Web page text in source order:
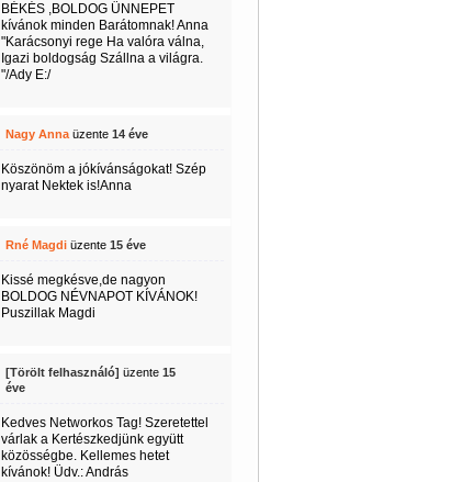
BÉKÉS ,BOLDOG ÜNNEPET
kívánok minden Barátomnak! Anna
"Karácsonyi rege Ha valóra válna,
Igazi boldogság Szállna a világra.
"/Ady E:/
Nagy Annaüzente 14 éve
Köszönöm a jókívánságokat! Szép
nyarat Nektek is!Anna
Rné Magdiüzente 15 éve
Kissé megkésve,de nagyon
BOLDOG NÉVNAPOT KÍVÁNOK!
Puszillak Magdi
[Törölt felhasználó] üzente 15
éve
Kedves Networkos Tag! Szeretettel
várlak a Kertészkedjünk együtt
közösségbe. Kellemes hetet
kívánok! Üdv.: András